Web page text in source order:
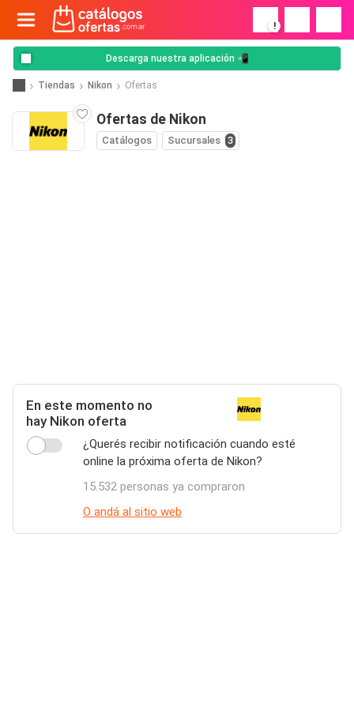
!
Descarga nuestra aplicación 📲
Tiendas Nikon Ofertas
Ofertas de Nikon
Catálogos Sucursales 3
En este momento no
hay Nikon oferta
¿Querés recibir notificación cuando esté
online la próxima oferta de Nikon?
15.532 personas ya compraron
O andá al sitio web